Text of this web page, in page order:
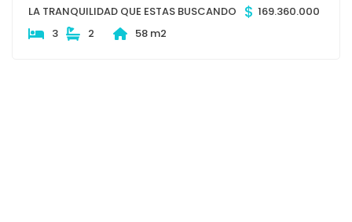
LA TRANQUILIDAD QUE ESTAS BUSCANDO $ 169.360.000
3
2 58 m2